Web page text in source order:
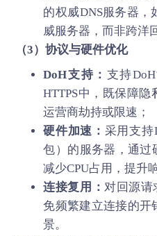
的权威DNS服务器，
威服务器，而非跨洋
（3）协议与硬件优化
DoH支持： 支持
HTTPS中，既保障
运营商劫持或限速；
硬件加速： 采用支持
包）的服务器，通过
减少CPU占用，提升
连接复用： 对回源请
免频繁建立连接的开
景。